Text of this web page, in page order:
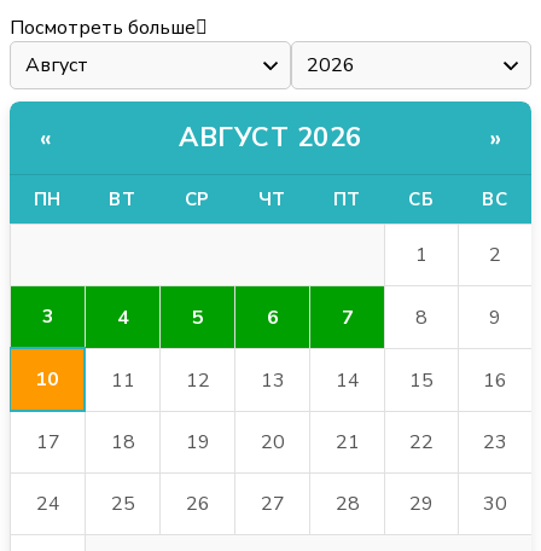
Посмотреть больше
« АВГУСТ 2026 »
ПН ВТ СР ЧТ ПТ СБ ВС
1 2
3 4 5 6 7 8 9
10 11 12 13 14 15 16
17 18 19 20 21 22 23
24 25 26 27 28 29 30